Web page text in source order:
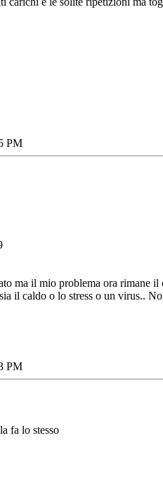
PM
ma il mio problema ora rimane
il caldo o lo stress o un virus..
PM
fa lo stesso